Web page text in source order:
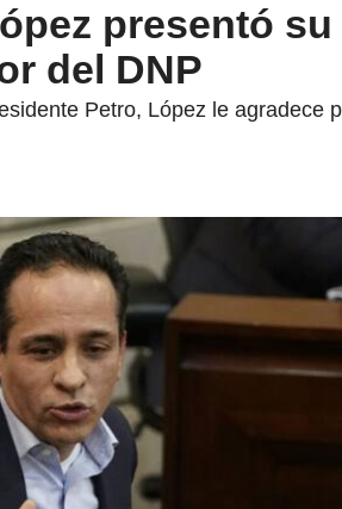
presentó
del DNP
Petro, López le agradece